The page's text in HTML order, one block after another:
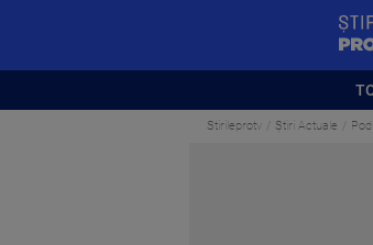
Stirileprotv Știri Actuale